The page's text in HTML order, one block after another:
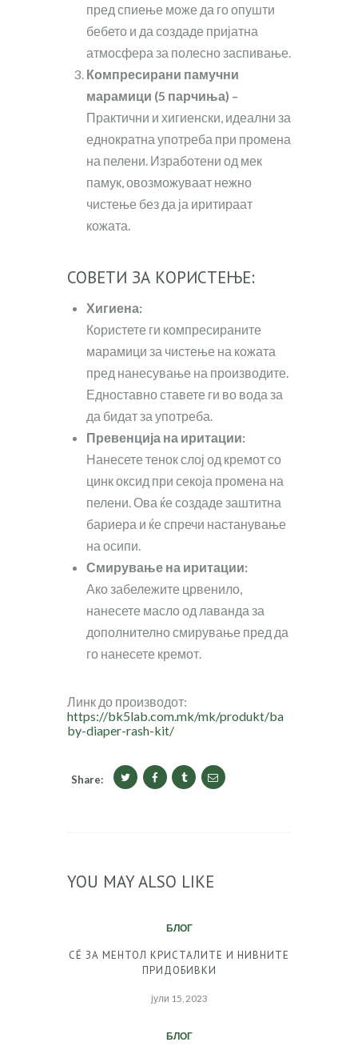
пред спиење може да го опушти
бебето и да создаде пријатна
атмосфера за полесно заспивање.
Компресирани памучни
марамици (5 парчиња) –
Практични и хигиенски, идеални за
еднократна употреба при промена
на пелени. Изработени од мек
памук, овозможуваат нежно
чистење без да ја иритираат
кожата.
СОВЕТИ ЗА КОРИСТЕЊЕ:
Хигиена:
Користете ги компресираните
марамици за чистење на кожата
пред нанесување на производите.
Едноставно ставете ги во вода за
да бидат за употреба.
Превенција на иритации:
Нанесете тенок слој од кремот со
цинк оксид при секоја промена на
пелени. Ова ќе создаде заштитна
бариера и ќе спречи настанување
на осипи.
Смирување на иритации:
Ако забележите црвенило,
нанесете масло од лаванда за
дополнително смирување пред да
го нанесете кремот.
Линк до производот:
https://bk5lab.com.mk/mk/produkt/ba
by-diaper-rash-kit/
Share:
YOU MAY ALSO LIKE
БЛОГ
СÉ ЗА МЕНТОЛ КРИСТАЛИТЕ И НИВНИТЕ
ПРИДОБИВКИ
јули 15, 2023
БЛОГ